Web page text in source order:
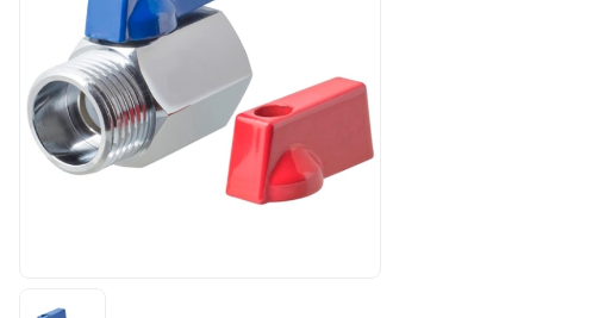
Радіатори опалення, конвектори
та рушникосушарки
Обладнання для котелень
Гідроакумулятори(IMAS Італія)
Насосне обладнання